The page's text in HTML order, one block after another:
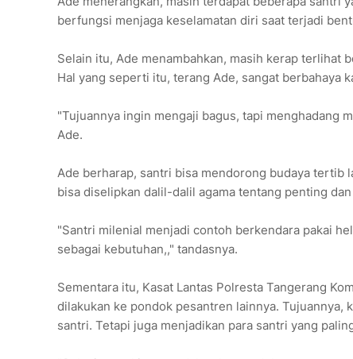
berfungsi menjaga keselamatan diri saat terjadi
Selain itu, Ade menambahkan, masih kerap terlihat
Hal yang seperti itu, terang Ade, sangat berbahaya
"Tujuannya ingin mengaji bagus, tapi menghadang
Ade.
Ade berharap, santri bisa mendorong budaya tertib
bisa diselipkan dalil-dalil agama tentang penting
"Santri milenial menjadi contoh berkendara pakai
sebagai kebutuhan,," tandasnya.
Sementara itu, Kasat Lantas Polresta Tangerang
dilakukan ke pondok pesantren lainnya. Tujuannya,
santri. Tetapi juga menjadikan para santri yang